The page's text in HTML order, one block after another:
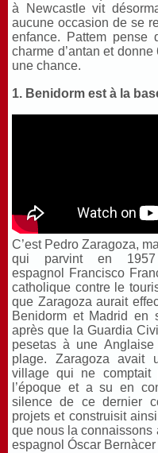
à Newcastle vit
aucune occasion de se
enfance. Pattem pense
charme d’antan et
une chance.
1. Benidorm est à la
C’est Pedro Zaragoza,
qui parvint en
espagnol Francisco
catholique contre le
que Zaragoza aurait
Benidorm et Madrid en
après que la Guardia
pesetas à une
plage. Zaragoza avait
village qui ne
l’époque et a su en
silence de ce dernier
projets et construisit
que nous la connaissons
espagnol Óscar